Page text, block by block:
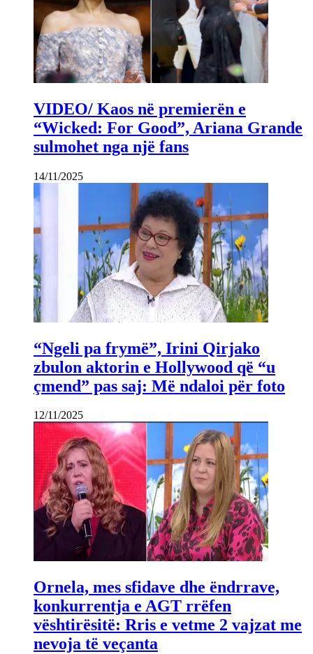
VIDEO/ Kaos në premierën e
“Wicked: For Good”, Ariana Grande
sulmohet nga një fans
14/11/2025
“Ngeli pa frymë”, Irini Qirjako
zbulon aktorin e Hollywood që “u
çmend” pas saj: Më ndaloi për foto
12/11/2025
Ornela, mes sfidave dhe ëndrrave,
konkurrentja e AGT rrëfen
vështirësitë: Rris e vetme 2 vajzat me
nevoja të veçanta